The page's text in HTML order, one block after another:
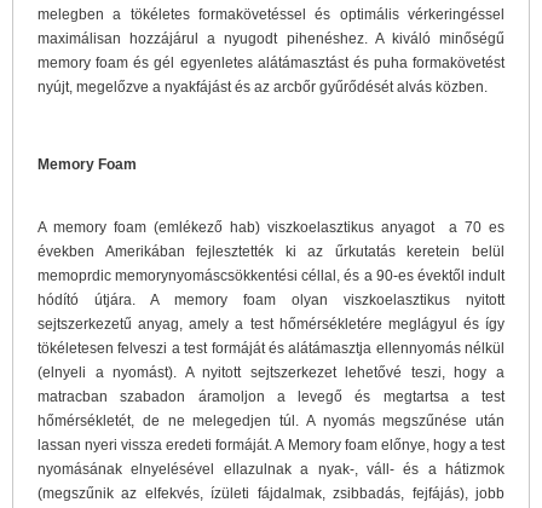
melegben a tökéletes formakövetéssel és optimális vérkeringéssel
maximálisan hozzájárul a nyugodt pihenéshez. A kiváló minőségű
memory foam és gél egyenletes alátámasztást és puha formakövetést
nyújt, megelőzve a nyakfájást és az arcbőr gyűrődését alvás közben.
Memory Foam
A memory foam (emlékező hab) viszkoelasztikus anyagot a 70 es
években Amerikában fejlesztették ki az űrkutatás keretein belül
memoprdic memorynyomáscsökkentési céllal, és a 90-es évektől indult
hódító útjára. A memory foam olyan viszkoelasztikus nyitott
sejtszerkezetű anyag, amely a test hőmérsékletére meglágyul és így
tökéletesen felveszi a test formáját és alátámasztja ellennyomás nélkül
(elnyeli a nyomást). A nyitott sejtszerkezet lehetővé teszi, hogy a
matracban szabadon áramoljon a levegő és megtartsa a test
hőmérsékletét, de ne melegedjen túl. A nyomás megszűnése után
lassan nyeri vissza eredeti formáját. A Memory foam előnye, hogy a test
nyomásának elnyelésével ellazulnak a nyak-, váll- és a hátizmok
(megszűnik az elfekvés, ízületi fájdalmak, zsibbadás, fejfájás), jobb